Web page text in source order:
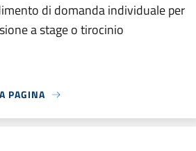
di domanda individuale per
a stage o tirocinio
PAGINA